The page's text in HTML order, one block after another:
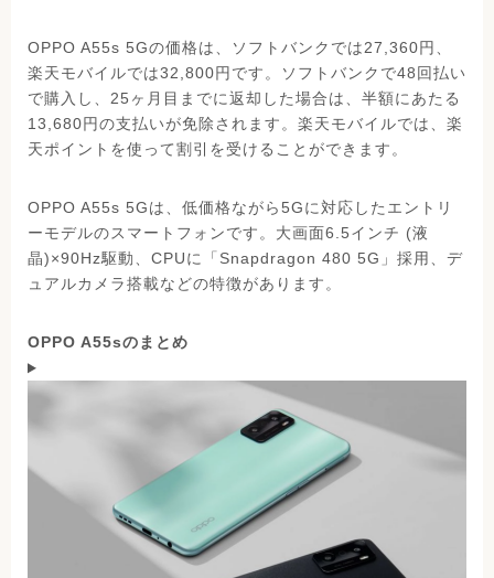
OPPO A55s 5Gの価格は、ソフトバンクでは27,360円、
楽天モバイルでは32,800円です。ソフトバンクで48回払い
で購入し、25ヶ月目までに返却した場合は、半額にあたる
13,680円の支払いが免除されます。楽天モバイルでは、楽
天ポイントを使って割引を受けることができます。
OPPO A55s 5Gは、低価格ながら5Gに対応したエントリ
ーモデルのスマートフォンです。大画面6.5インチ (液
晶)×90Hz駆動、CPUに「Snapdragon 480 5G」採用、デ
ュアルカメラ搭載などの特徴があります。
OPPO A55sのまとめ